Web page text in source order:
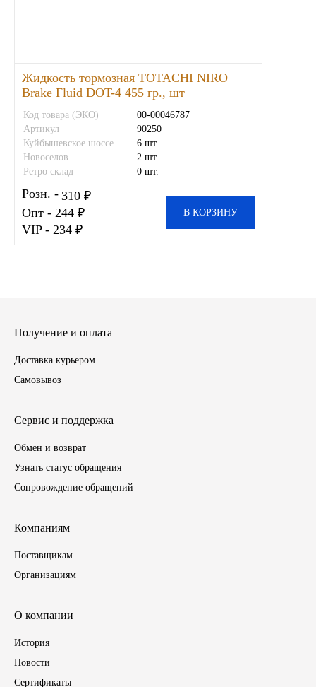
Новоуфимский НПЗ
Оригинальные масла
РОСНЕФТЬ
North Sea Lubricants
ЕПК
Автожидкости
Охлаждающие жидкости
Специальные жидкости
Автосмазки
OIL RIGHT
АГРИНОЛ
Жидкость тормозная TOTACHI NIRO
Brake Fluid DOT-4 455 гр., шт
Код товара (ЭКО)
00-00046787
Артикул
90250
Куйбышевское шоссе
6 шт.
Новоселов
2 шт.
Ретро склад
0 шт.
Розн. - 310 ₽
Опт - 244 ₽
VIP - 234 ₽
В КОРЗИНУ
Получение и оплата
Доставка курьером
Самовывоз
Сервис и поддержка
Обмен и возврат
Узнать статус обращения
Сопровождение обращений
Компаниям
Поставщикам
Организациям
О компании
История
Новости
Сертификаты